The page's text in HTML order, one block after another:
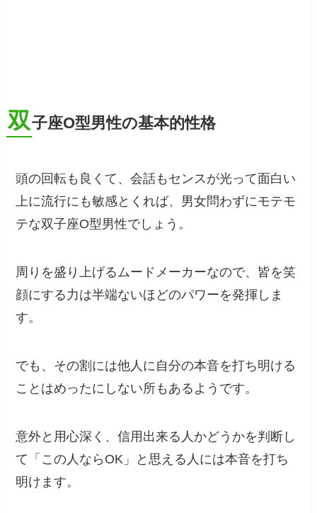
双子座O型男性の基本的性格
頭の回転も良くて、会話もセンスが光って面白い
上に流行にも敏感とくれば、男女問わずにモテモ
テな双子座O型男性でしょう。
周りを盛り上げるムードメーカーなので、皆を笑
顔にする力は半端ないほどのパワーを発揮しま
す。
でも、その割には他人に自分の本音を打ち明ける
ことはめったにしない所もあるようです。
意外と用心深く、信用出来る人かどうかを判断し
て「この人ならOK」と思える人には本音を打ち
明けます。